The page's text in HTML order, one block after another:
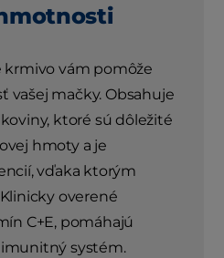
krmivo vám pomôže
vašej mačky. Obsahuje
ktoré sú dôležité
hmoty a je
vďaka ktorým
overené
C+E, pomáhajú
systém.